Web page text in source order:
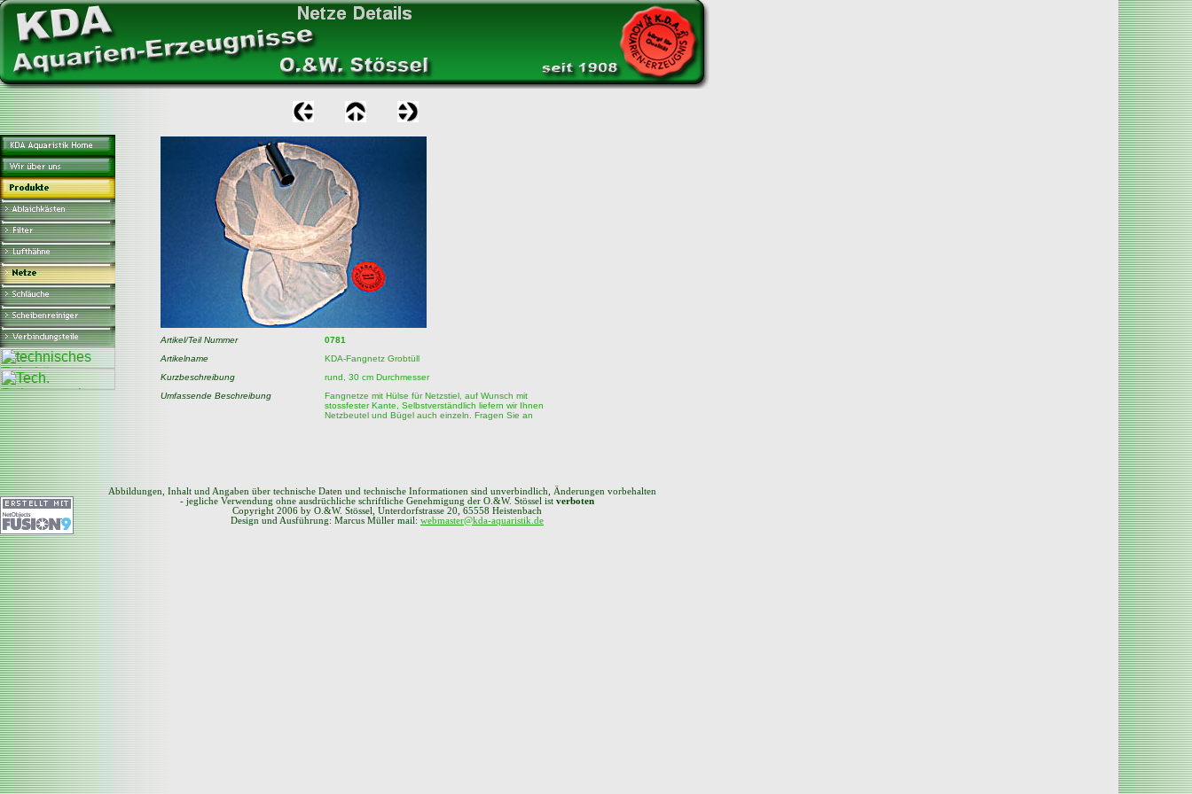
Artikel/Teil Nummer
0781
Artikelname
KDA-Fangnetz Grobtüll
Kurzbeschreibung
rund, 30 cm Durchmesser
Umfassende Beschreibung
Fangnetze mit Hülse für Netzstiel, auf Wunsch mit
stossfester Kante, Selbstverständlich liefern wir Ihnen
Netzbeutel und Bügel auch einzeln. Fragen Sie an
Abbildungen, Inhalt und Angaben über technische Daten und technische Informationen sind unverbindlich, Änderungen vorbehalten
- jegliche Verwendung ohne ausdrüchliche schriftliche Genehmigung der O.&W. Stössel ist verboten
Copyright 2006 by O.&W. Stössel, Unterdorfstrasse 20, 65558 Heistenbach
Design und Ausführung: Marcus Müller mail: webmaster@kda-aquaristik.de